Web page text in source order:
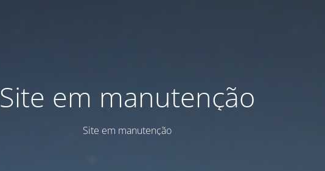
Site em manutenção
Site em manutenção